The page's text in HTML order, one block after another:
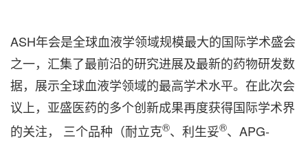
ASH年会是全球血液学领域规模最大的国际学术盛会
之一，汇集了最前沿的研究进展及最新的药物研发数
据，展示全球血液学领域的最高学术水平。在此次会
议上，亚盛医药的多个创新成果再度获得国际学术界
的关注， 三个品种（耐立克®、利生妥®、APG-